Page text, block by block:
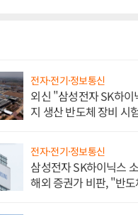
전자·전기·정보통신
외신 "삼성전자 SK하이
지 생산 반도체 장비 시
전자·전기·정보통신
삼성전자 SK하이닉스
해외 증권가 비판, "반